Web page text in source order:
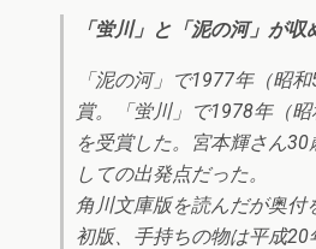
「蛍川」と「泥の河」が収
「泥の河」で1977年（昭
賞。「蛍川」で1978年（
を受賞した。宮本輝さん
しての出発点だった。
角川文庫版を読んだが奥付
初版、手持ちの物は平成